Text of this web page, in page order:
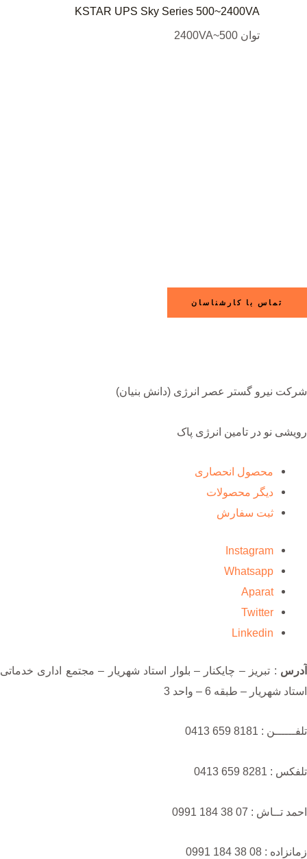
KSTAR UPS Sky Series 500~2400VA
توان 500~2400VA
تماس با کارشناسان
شرکت نیرو گستر عصر انرژی (دانش بنیان)
رویشی نو در تامین انرژی پاک
محصول انحصاری
دیگر محصولات
ثبت سفارش
Instagram
Whatsapp
Aparat
Twitter
Linkedin
آدرس : تبریز – چایکنار – بلوار استاد شهریار – مجتمع اداری خدماتی
استاد شهریار – طبقه 6 – واحد 3
تلفــــــن : 8181 659 0413
تلفکس : 8281 659 0413
احمد تــاش : 07 38 184 0991
زمانزاده : 08 38 184 0991